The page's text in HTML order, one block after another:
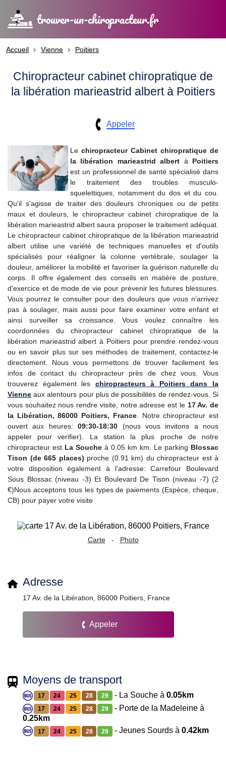
trouver-un-chiropracteur.fr
Accueil Vienne Poitiers
Chiropracteur cabinet chiropratique de
la libération marieastrid albert à Poitiers
Appeler
Le chiropracteur Cabinet chiropratique de
la libération marieastrid albert à Poitiers
est un professionnel de santé spécialisé dans
le traitement des troubles musculo-
squelettiques, notamment du dos et du cou.
Qu'il s'agisse de traiter des douleurs chroniques ou de petits
maux et douleurs, le chiropracteur cabinet chiropratique de la
libération marieastrid albert saura proposer le traitement adéquat.
Le chiropracteur cabinet chiropratique de la libération marieastrid
albert utilise une variété de techniques manuelles et d'outils
spécialisés pour réaligner la colonne vertébrale, soulager la
douleur, améliorer la mobilité et favoriser la guérison naturelle du
corps. Il offre également des conseils en matière de posture,
d'exercice et de mode de vie pour prévenir les futures blessures.
Vous pourrez le consulter pour des douleurs que vous n’arrivez
pas à soulager, mais aussi pour faire examiner votre enfant et
ainsi surveiller sa croissance. Vous voulez connaître les
coordonnées du chiropracteur cabinet chiropratique de la
libération marieastrid albert à Poitiers pour prendre rendez-vous
ou en savoir plus sur ses méthodes de traitement, contactez-le
directement. Nous vous permettons de trouver facilement les
infos de contact du chiropracteur près de chez vous. Vous
trouverez également les chiropracteurs à Poitiers dans la
Vienne aux alentours pour plus de possibilités de rendez-vous. Si
vous souhaitez nous rendre visite, notre adresse est le 17 Av. de
la Libération, 86000 Poitiers, France. Notre chiropracteur est
ouvert aux heures:09:30-18:30 (nous vous invitons a nous
appeler pour verifier). La station la plus proche de notre
chiropracteur est La Souche à 0.05 km km. Le parking Blossac
Tison (de 665 places) proche (0.91 km) du chiropracteur est à
votre disposition également à l’adresse: Carrefour Boulevard
Sous Blossac (niveau -3) Et Boulevard De Tison (niveau -7) (2
€)Nous acceptons tous les types de paiements (Espèce, cheque,
CB) pour payer votre visite
Carte - Photo
Adresse
17 Av. de la Libération, 86000 Poitiers, France
Appeler
Moyens de transport
17 24 25 28 29 - La Souche à 0.05km
17 24 25 28 29 - Porte de la Madeleine à
0.25km
17 24 25 28 29 - Jeunes Sourds à 0.42km